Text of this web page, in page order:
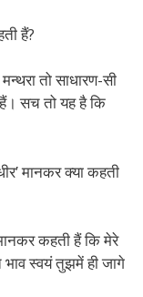
हैं?
तो साधारण-सी
सच तो यह है कि
मानकर क्या कहती
कहती हैं कि मेरे
भाव स्वयं तुझमें ही जागे